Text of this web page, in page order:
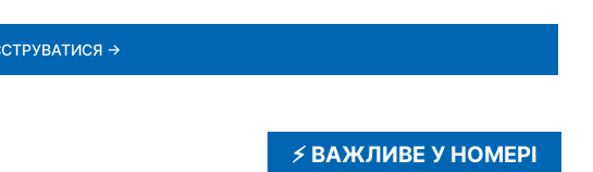
→
⚡️ ВАЖЛИВЕ У НОМЕРІ